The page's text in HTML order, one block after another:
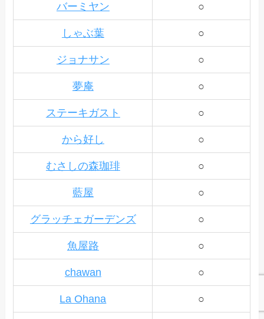
バーミヤン ○
しゃぶ葉 ○
ジョナサン ○
夢庵 ○
ステーキガスト ○
から好し ○
むさしの森珈琲 ○
藍屋 ○
グラッチェガーデンズ ○
魚屋路 ○
chawan ○
La Ohana ○